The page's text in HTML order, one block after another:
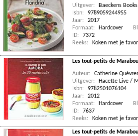
Uitgever:
Baeckens
Isbn:
9789059244955
Jaar:
2017
Formaat:
Hardcover
ID:
7372
Reeks:
Koken met je
Les tout-petits de
Auteur:
Catherine
Uitgever:
Hacette Live /
Isbn:
9782501076104
Jaar:
2012
Formaat:
Hardcover
ID:
7637
Reeks:
Koken met je
Les tout-petits de